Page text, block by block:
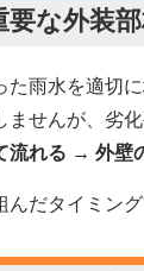
要な外装
雨水を適切
せんが、劣
流れる → 外壁
んだタイミン